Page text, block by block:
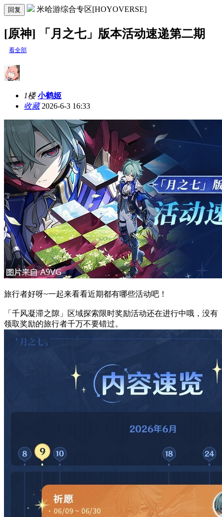
回复 米哈游综合专区[HOYOVERSE]
[原神] 「月之七」版本活动速递第二期
看全部
1楼 小鹤姬
收藏2026-6-3 16:33
旅行者好呀~一起来看看近期都有哪些活动吧！
「千风凝滞之隙」区域探索限时奖励活动还在进行中哦，没有
领取奖励的旅行者千万不要错过。